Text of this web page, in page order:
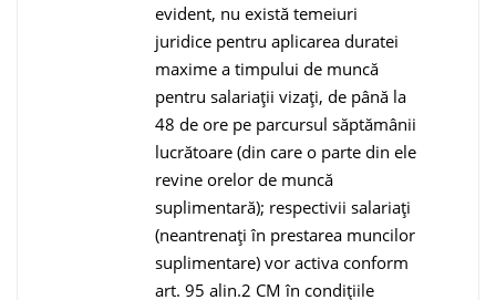
evident, nu există temeiuri
juridice pentru aplicarea duratei
maxime a timpului de muncă
pentru salariaţii vizaţi, de până la
48 de ore pe parcursul săptămânii
lucrătoa­re (din care o parte din ele
revine orelor de muncă
suplimentară); respectivii salariaţi
(neantrenaţi în prestarea muncilor
suplimentare) vor activa conform
art. 95 alin.2 CM în condiţiile